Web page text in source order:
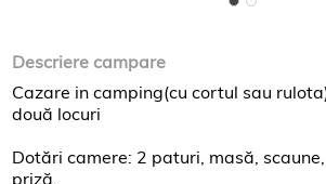
Descriere campare
Cazare in camping(cu cortul sau
două locuri
Dotări camere: 2 paturi, masă,
priză.